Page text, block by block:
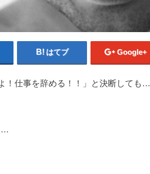
はてブ Google+
！仕事を辞める！！」と決断しても…
…